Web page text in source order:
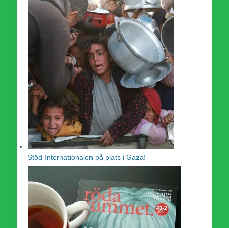
Stöd Internationalen på plats i Gaza!